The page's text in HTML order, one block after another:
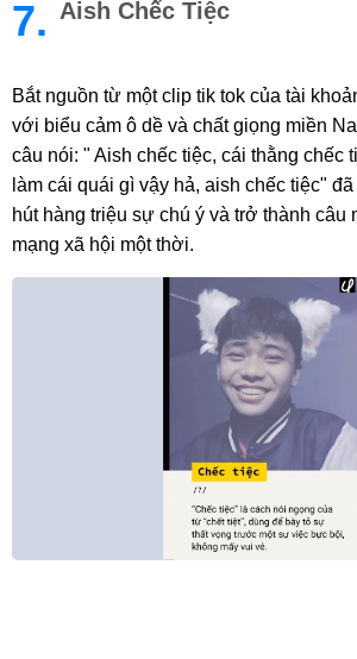
7. Aish Chếc Tiệc
Bắt nguồn từ một clip tik tok của tài
với biểu cảm ô dề và chất giọng miền
câu nói: " Aish chếc tiệc, cái thằng chếc
làm cái quái gì vậy hả, aish chếc tiệc"
hút hàng triệu sự chú ý và trở thành câu
mạng xã hội một thời.